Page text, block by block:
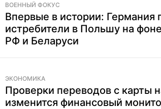
ВОЕННЫЙ ФОКУС
Впервые в истории: Германия
истребители в Польшу на
РФ и Беларуси
ЭКОНОМИКА
Проверки переводов с карты
изменится финансовый